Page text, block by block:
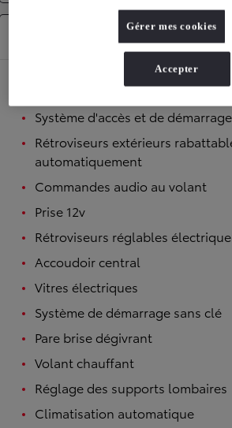
Système d'accès et de
Rétroviseurs extérieurs
automatiquement
Commandes audio au volant
Prise 12v
Rétroviseurs réglables
Accoudoir central
Vitres électriques
Système de démarrage sans clé
Pare brise dégivrant
Volant chauffant
Réglage des supports lombaires
Climatisation automatique
Gérer mes cookies
Accepter